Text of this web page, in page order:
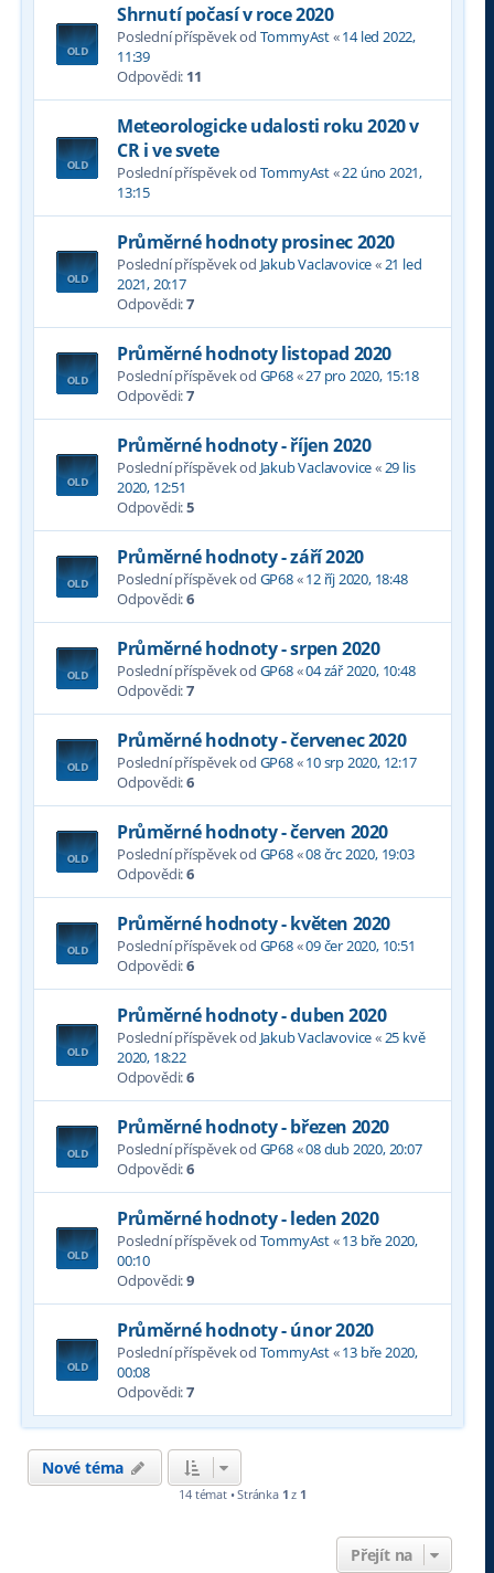
Shrnutí počasí v roce 2020
Poslední příspěvek od TommyAst«14 led 2022,
11:39
Odpovědi: 11
Meteorologicke udalosti roku 2020 v
CR i ve svete
Poslední příspěvek od TommyAst«22 úno 2021,
13:15
Průměrné hodnoty prosinec 2020
Poslední příspěvek od Jakub Vaclavovice« 21 led
2021, 20:17
Odpovědi:7
Průměrné hodnoty listopad 2020
Poslední příspěvek od GP68«27 pro 2020, 15:18
Odpovědi:7
Průměrné hodnoty - říjen 2020
Poslední příspěvek od Jakub Vaclavovice« 29 lis
2020, 12:51
Odpovědi:5
Průměrné hodnoty - září 2020
Poslední příspěvek od GP68«12 říj 2020, 18:48
Odpovědi:6
Průměrné hodnoty - srpen 2020
Poslední příspěvek od GP68«04 zář 2020, 10:48
Odpovědi:7
Průměrné hodnoty - červenec 2020
Poslední příspěvek od GP68«10 srp 2020, 12:17
Odpovědi:6
Průměrné hodnoty - červen 2020
Poslední příspěvek od GP68«08 črc 2020, 19:03
Odpovědi:6
Průměrné hodnoty - květen 2020
Poslední příspěvek od GP68«09 čer 2020, 10:51
Odpovědi:6
Průměrné hodnoty - duben 2020
Poslední příspěvek od Jakub Vaclavovice« 25 kvě
2020, 18:22
Odpovědi:6
Průměrné hodnoty - březen 2020
Poslední příspěvek od GP68«08 dub 2020, 20:07
Odpovědi:6
Průměrné hodnoty - leden 2020
Poslední příspěvek od TommyAst«13 bře 2020,
00:10
Odpovědi:9
Průměrné hodnoty - únor 2020
Poslední příspěvek od TommyAst«13 bře 2020,
00:08
Odpovědi:7
Nové téma
14 témat • Stránka 1 z 1
Přejít na